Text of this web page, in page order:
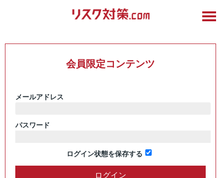
会員限定コンテンツ
メールアドレス
パスワード
ログイン状態を保存する